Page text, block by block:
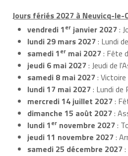
Jours fériés 2027 à Neuvicq-le-
vendredi 1er janvier 2027:
lundi 29 mars 2027: Lundi
samedi 1er mai 2027: Fête
jeudi 6 mai 2027: Jeudi de
samedi 8 mai 2027:
lundi 17 mai 2027: Lundi
mercredi 14 juillet 2027:
dimanche 15 août 2027:
lundi 1er novembre 2027:
jeudi 11 novembre 2027:
samedi 25 décembre 2027: